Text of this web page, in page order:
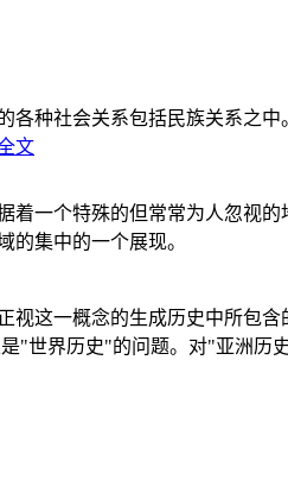
各种社会关系包括民族关系之
文
着一个特殊的但常常为人忽视
的集中的一个展现。
这一概念的生成历史中所包
"世界历史"的问题。对"亚洲